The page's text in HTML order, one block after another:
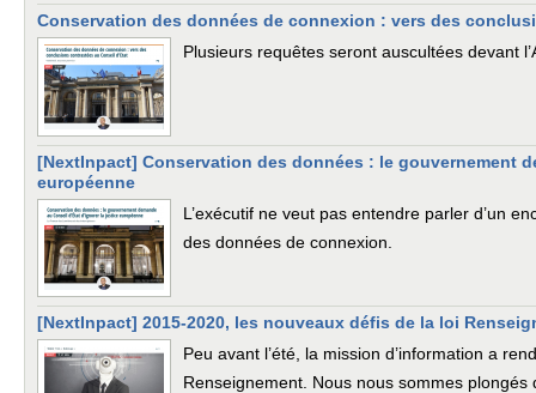
Conservation des données de connexion : vers des
Plusieurs requêtes seront auscultées devant
[NextInpact] Conservation des données : le gouvernement
européenne
L’exécutif ne veut pas entendre parler d’un
des données de connexion.
[NextInpact] 2015-2020, les nouveaux défis de la loi
Peu avant l’été, la mission d’information a
Renseignement. Nous nous sommes